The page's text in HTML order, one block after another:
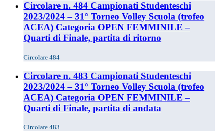
Circolare n. 484 Campionati Studenteschi
2023/2024 – 31° Torneo Volley Scuola (trofeo
ACEA) Categoria OPEN FEMMINILE –
Quarti di Finale, partita di ritorno
Circolare 484
Circolare n. 483 Campionati Studenteschi
2023/2024 – 31° Torneo Volley Scuola (trofeo
ACEA) Categoria OPEN FEMMINILE –
Quarti di Finale, partita di andata
Circolare 483